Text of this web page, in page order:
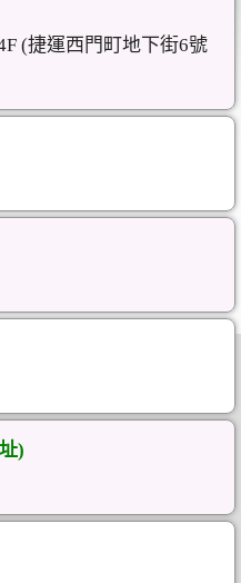
(捷運西門町地下街6號
)